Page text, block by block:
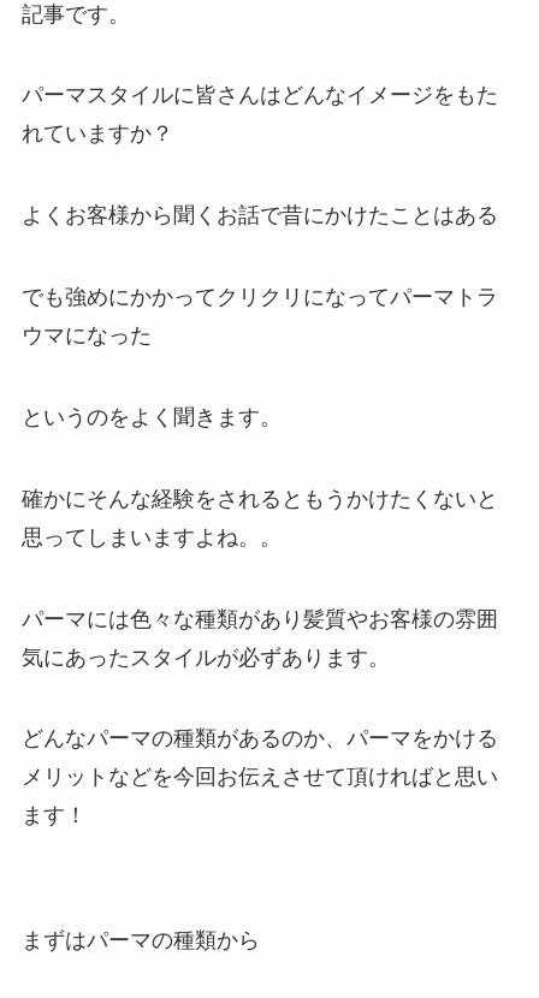
記事です。
パーマスタイルに皆さんはどんなイメージをもた
れていますか？
よくお客様から聞くお話で昔にかけたことはある
でも強めにかかってクリクリになってパーマトラ
ウマになった
というのをよく聞きます。
確かにそんな経験をされるともうかけたくないと
思ってしまいますよね。。
パーマには色々な種類があり髪質やお客様の雰囲
気にあったスタイルが必ずあります。
どんなパーマの種類があるのか、パーマをかける
メリットなどを今回お伝えさせて頂ければと思い
ます！
まずはパーマの種類から